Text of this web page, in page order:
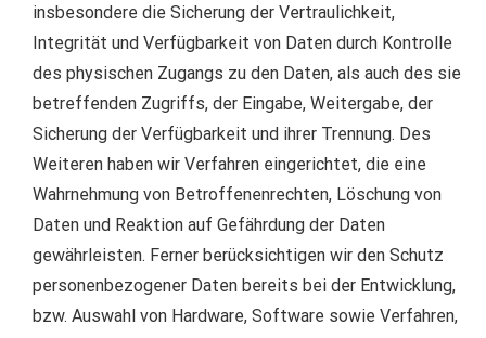
insbesondere die Sicherung der Vertraulichkeit,
Integrität und Verfügbarkeit von Daten durch Kontrolle
des physischen Zugangs zu den Daten, als auch des sie
betreffenden Zugriffs, der Eingabe, Weitergabe, der
Sicherung der Verfügbarkeit und ihrer Trennung. Des
Weiteren haben wir Verfahren eingerichtet, die eine
Wahrnehmung von Betroffenenrechten, Löschung von
Daten und Reaktion auf Gefährdung der Daten
gewährleisten. Ferner berücksichtigen wir den Schutz
personenbezogener Daten bereits bei der Entwicklung,
bzw. Auswahl von Hardware, Software sowie Verfahren,